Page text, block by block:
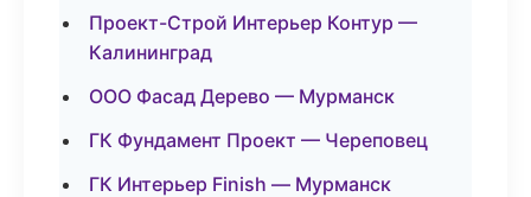
Проект-Строй Интерьер Контур —
Калининград
ООО Фасад Дерево — Мурманск
ГК Фундамент Проект — Череповец
ГК Интерьер Finish — Мурманск